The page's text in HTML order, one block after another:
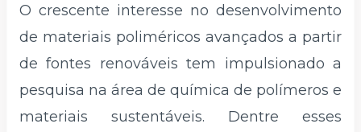
O crescente interesse no desenvolvimento
de materiais poliméricos avançados a partir
de fontes renováveis tem impulsionado a
pesquisa na área de química de polímeros e
materiais sustentáveis. Dentre esses